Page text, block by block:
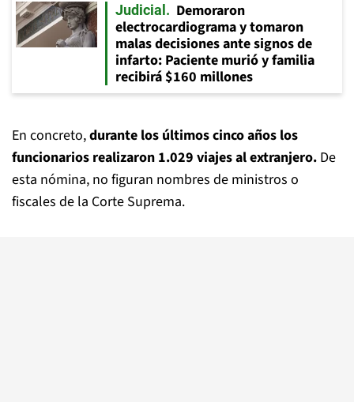
Judicial
Demoraron
electrocardiograma y tomaron
malas decisiones ante signos de
infarto: Paciente murió y familia
recibirá $160 millones
En concreto,durante los últimos cinco años los
funcionarios realizaron 1.029 viajes al extranjero. De
esta nómina, no figuran nombres de ministros o
fiscales de la Corte Suprema.